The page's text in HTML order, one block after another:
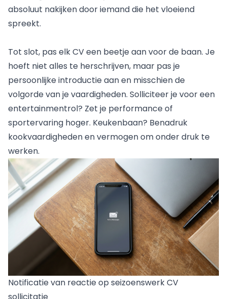
absoluut nakijken door iemand die het vloeiend
spreekt.
Tot slot, pas elk CV een beetje aan voor de baan. Je
hoeft niet alles te herschrijven, maar pas je
persoonlijke introductie aan en misschien de
volgorde van je vaardigheden. Solliciteer je voor een
entertainmentrol? Zet je performance of
sportervaring hoger. Keukenbaan? Benadruk
kookvaardigheden en vermogen om onder druk te
werken.
Notificatie van reactie op seizoenswerk CV